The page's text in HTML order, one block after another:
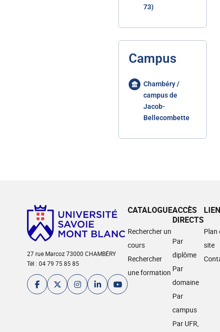
73)
Campus
Chambéry /
campus de
Jacob-
Bellecombette
27 rue Marcoz 73000 CHAMBÉRY
Tél : 04 79 75 85 85
CATALOGUE
Rechercher un
cours
Rechercher
une formation
ACCÈS
DIRECTS
Par
diplôme
Par
domaine
Par
campus
Par UFR,
Plan
site